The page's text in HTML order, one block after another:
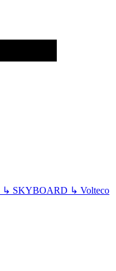
↳ SKYBOARD ↳ Volteco